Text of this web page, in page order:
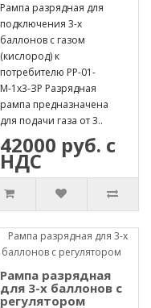
Рампа разрядная для
подключения 3-х
баллонов с газом
(кислород) к
потребителю РР-01-
М-1х3-ЗР Разрядная
рампа предназначена
для подачи газа от 3..
42000 руб. с
НДС
Рампа разрядная
для 3-х баллонов с
регулятором